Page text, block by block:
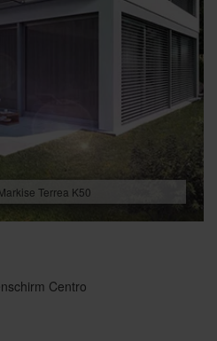
Terrea K50
Centro